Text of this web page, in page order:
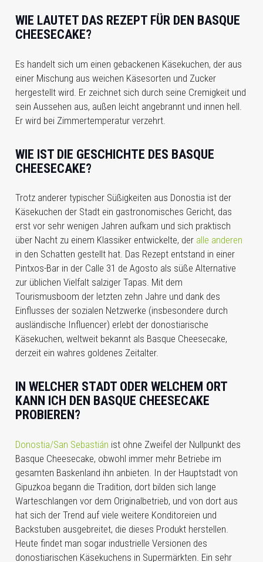
WIE LAUTET DAS REZEPT FÜR DEN BASQUE
CHEESECAKE?
Es handelt sich um einen gebackenen Käsekuchen, der aus
einer Mischung aus weichen Käsesorten und Zucker
hergestellt wird. Er zeichnet sich durch seine Cremigkeit und
sein Aussehen aus, außen leicht angebrannt und innen hell.
Er wird bei Zimmertemperatur verzehrt.
WIE IST DIE GESCHICHTE DES BASQUE
CHEESECAKE?
Trotz anderer typischer Süßigkeiten aus Donostia ist der
Käsekuchen der Stadt ein gastronomisches Gericht, das
erst vor sehr wenigen Jahren aufkam und sich praktisch
über Nacht zu einem Klassiker entwickelte, der alle anderen
in den Schatten gestellt hat. Das Rezept entstand in einer
Pintxos-Bar in der Calle 31 de Agosto als süße Alternative
zur üblichen Vielfalt salziger Tapas. Mit dem
Tourismusboom der letzten zehn Jahre und dank des
Einflusses der sozialen Netzwerke (insbesondere durch
ausländische Influencer) erlebt der donostiarische
Käsekuchen, weltweit bekannt als Basque Cheesecake,
derzeit ein wahres goldenes Zeitalter.
IN WELCHER STADT ODER WELCHEM ORT
KANN ICH DEN BASQUE CHEESECAKE
PROBIEREN?
Donostia/San Sebastián ist ohne Zweifel der Nullpunkt des
Basque Cheesecake, obwohl immer mehr Betriebe im
gesamten Baskenland ihn anbieten. In der Hauptstadt von
Gipuzkoa begann die Tradition, dort bilden sich lange
Warteschlangen vor dem Originalbetrieb, und von dort aus
hat sich der Trend auf viele weitere Konditoreien und
Backstuben ausgebreitet, die dieses Produkt herstellen.
Heute findet man sogar industrielle Versionen des
donostiarischen Käsekuchens in Supermärkten. Ein sehr